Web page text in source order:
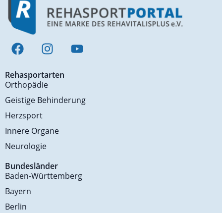
Rehasportarten
Orthopädie
Geistige Behinderung
Herzsport
Innere Organe
Neurologie
Bundesländer
Baden-Württemberg
Bayern
Berlin